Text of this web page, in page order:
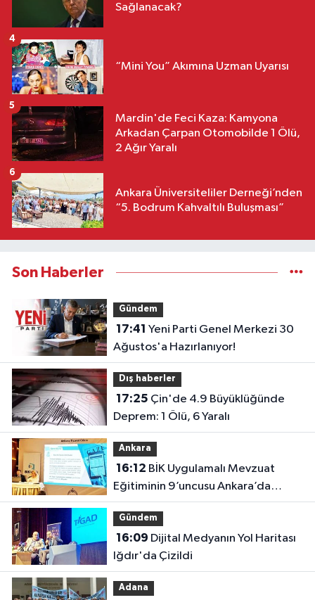
Sağlanacak?
“Mini You” Akımına Uzman Uyarısı
4
Mardin'de Feci Kaza: Kamyona
Arkadan Çarpan Otomobilde 1 Ölü,
2 Ağır Yaralı
5
Ankara Üniversiteliler Derneği’nden
“5. Bodrum Kahvaltılı Buluşması”
6
Son Haberler
Gündem
17:41
Ağustos'a Hazırlanıyor!
Dış haberler
17:25
Deprem: 1 Ölü, 6 Yaralı
Ankara
16:12
Eğitiminin 9’uncusu Ankara’da
yapıldı
Gündem
16:09
Iğdır'da Çizildi
Adana